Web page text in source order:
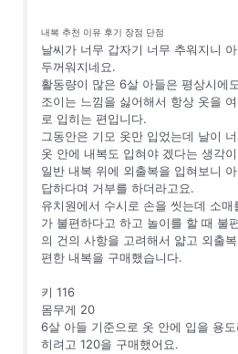
내복 추천 이유 후기 장점 단점
날씨가 너무 갑자기 너무 추워지니
두꺼워지네요.
활동량이 많은 6살 아들은 평상시에
조이는 느낌을 싫어해서 항상 옷을
로 입히는 편입니다.
그동안은 기모 옷만 입었는데 날이
옷 안에 내복도 입혀야 겠다는 생각
일반 내복 위에 외출복을 입혀보니
답하다며 거부를 하더라고요.
유치원에서 수시로 손을 씻는데 소매
가 불편하다고 하고 놀이를 할 때 불
의 건의 사항을 고려해서 얇고 외출
편한 내복을 구매했습니다.
키 116
몸무게 20
6살 아들 기준으로 옷 안에 입을 용
히려고 120을 구매했어요.